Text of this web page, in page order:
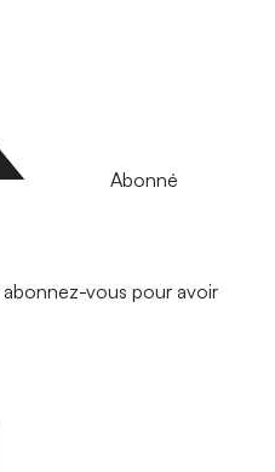
Abonné
vous pour avoir